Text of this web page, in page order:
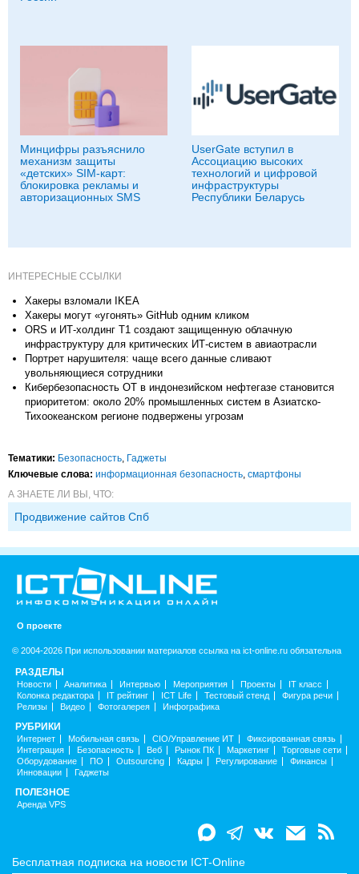
Минцифры разъяснило
механизм защиты
«детских» SIM-карт:
блокировка рекламы и
авторизационных SMS
UserGate вступил в
Ассоциацию высоких
технологий и цифровой
инфраструктуры
Республики Беларусь
ИНТЕРЕСНЫЕ ССЫЛКИ
Хакеры взломали IKEA
Хакеры могут «угонять» GitHub одним кликом
ORS и ИТ-холдинг T1 создают защищенную облачную
инфраструктуру для критических ИТ-систем в авиаотрасли
Портрет нарушителя: чаще всего данные сливают
увольняющиеся сотрудники
Кибербезопасность ОТ в индонезийском нефтегазе становится
приоритетом: около 20% промышленных систем в Азиатско-
Тихоокеанском регионе подвержены угрозам
Тематики: Безопасность, Гаджеты
Ключевые слова: информационная безопасность, смартфоны
А ЗНАЕТЕ ЛИ ВЫ, ЧТО:
Продвижение сайтов Спб
О проекте
© 2004-2026 При использовании материалов ссылка на ict-online.ru обязательна
РАЗДЕЛЫ
Новости Аналитика Интервью Мероприятия Проекты
IT класс
Колонка редактора
IT рейтинг ICT Life Тестовый стенд
Фигура речи
Релизы
Видео Фотогалерея Инфографика
РУБРИКИ
Интернет Мобильная связь CIO/Управление ИТ
Фиксированная связь
Интеграция
Безопасность Веб Рынок ПК Маркетинг
Торговые сети
Оборудование
ПО Outsourcing Кадры Регулирование
Финансы
Инновации
Гаджеты
ПОЛЕЗНОЕ
Аренда VPS
Бесплатная подписка на новости ICT-Online